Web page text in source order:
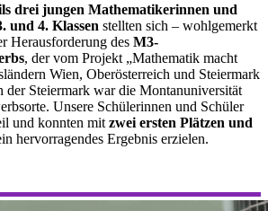
drei jungen Mathematikerinnen und
und 4. Klassen stellten sich – wohlgemerkt
Herausforderung des M3-
, der vom Projekt „Mathematik macht
Wien, Oberösterreich und Steiermark
der Steiermark war die Montanuniversität
Unsere Schülerinnen und Schüler
und konnten mit zwei ersten Plätzen und
hervorragendes Ergebnis erzielen.